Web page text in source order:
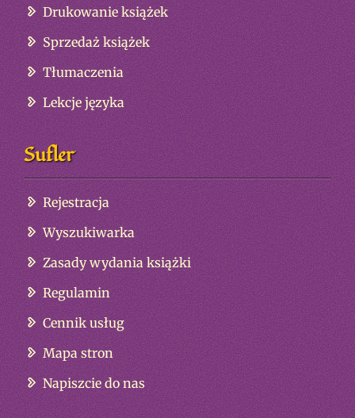
Drukowanie książek
Sprzedaż książek
Tłumaczenia
Lekcje języka
Sufler
Rejestracja
Wyszukiwarka
Zasady wydania książki
Regulamin
Cennik usług
Mapa stron
Napiszcie do nas